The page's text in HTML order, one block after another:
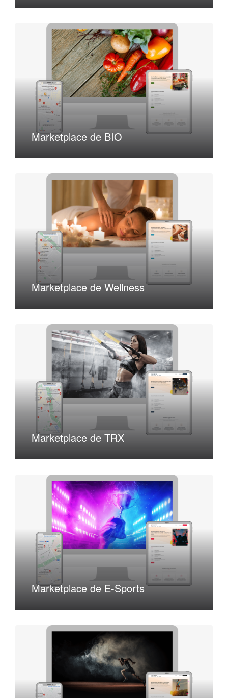
Marketplace de BIO
Marketplace de Wellness
Marketplace de TRX
Marketplace de E-Sports